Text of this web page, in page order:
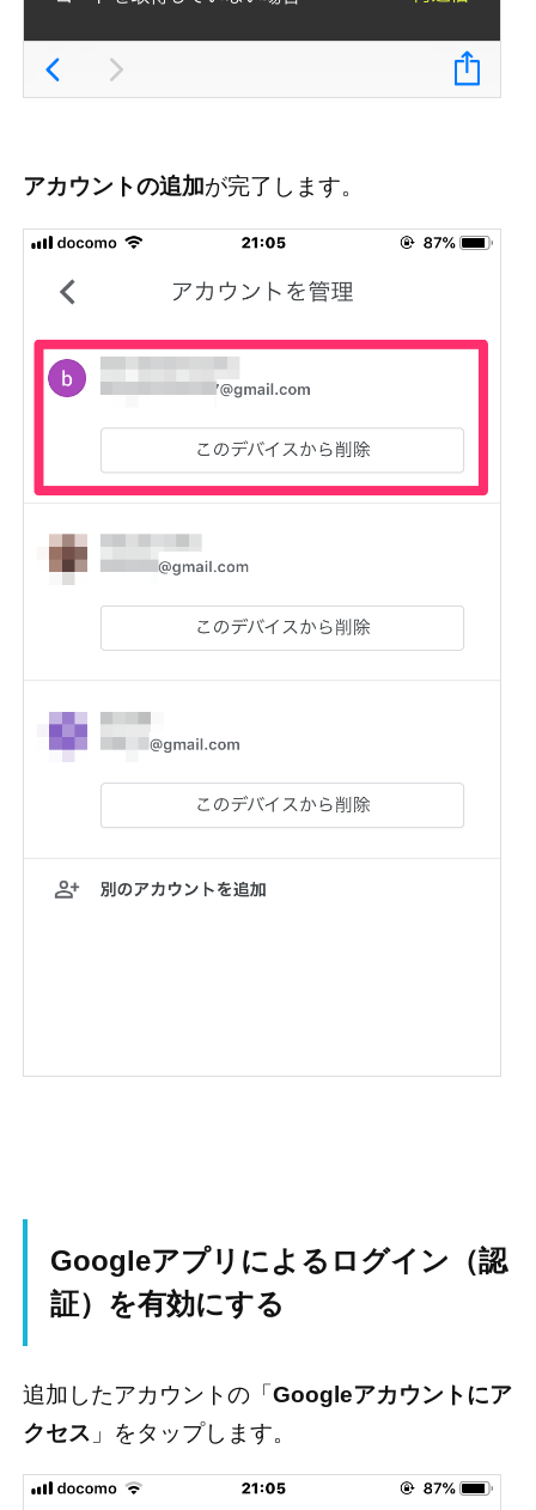
アカウントの追加が完了します。
Googleアプリによるログイン（認
証）を有効にする
追加したアカウントの「Googleアカウントにア
クセス 」をタップします。